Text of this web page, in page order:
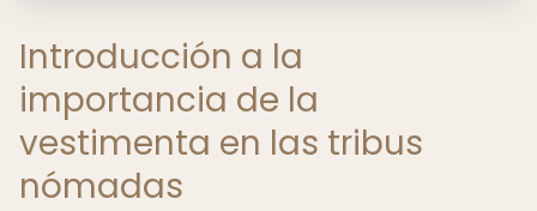
Introducción a la
importancia de la
vestimenta en las tribus
nómadas